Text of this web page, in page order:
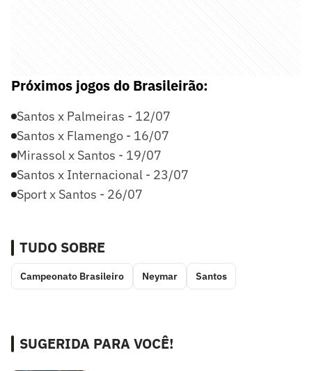
Próximos jogos do Brasileirão:
Santos x Palmeiras - 12/07
Santos x Flamengo - 16/07
Mirassol x Santos - 19/07
Santos x Internacional - 23/07
Sport x Santos - 26/07
TUDO SOBRE
Campeonato Brasileiro Neymar Santos
SUGERIDA PARA VOCÊ!